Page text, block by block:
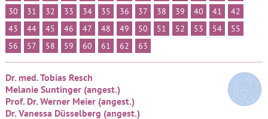
30
31 32 33 34 35 36 37 38 39 40 41
42
43
44 45 46 47 48 49 50 51 52 53 54
55
56
57 58 59 60 61 62 63
Dr. med. Tobias Resch
Melanie Suntinger (angest.)
Prof. Dr. Werner Meier (angest.)
Dr. Vanessa Düsselberg (angest.)